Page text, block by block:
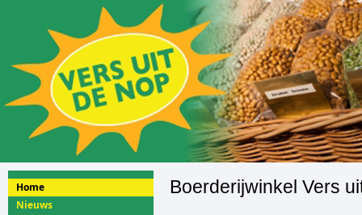
Home
Nieuws
Boerderijwinkel Vers